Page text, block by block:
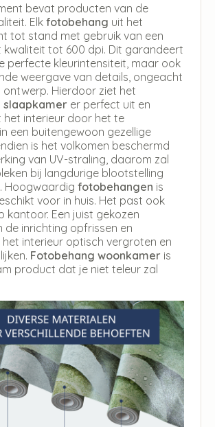
bevat producten van de
Elk fotobehang uit het
tot stand met gebruik van een
kwaliteit tot 600 dpi. Dit garandeert
perfecte kleurintensiteit, maar ook
weergave van details, ongeacht
ontwerp. Hierdoor ziet het
er perfect uit en
interieur door het te
een buitengewoon gezellige
is het volkomen beschermd
van UV-straling, daarom zal
bij langdurige blootstelling
Hoogwaardig fotobehangen is
voor in huis. Het past ook
kantoor. Een juist gekozen
de inrichting opfrissen en
interieur optisch vergroten en
Fotobehang woonkamer is
product dat je niet teleur zal